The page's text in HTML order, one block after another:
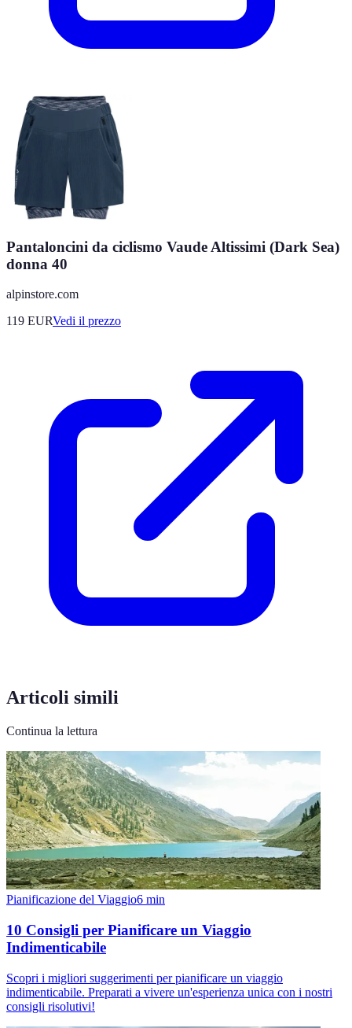
Pantaloncini da ciclismo Vaude Altissimi (Dark Sea)
donna 40
alpinstore.com
119 EURVedi il prezzo
Articoli simili
Continua la lettura
Pianificazione del Viaggio6 min
10 Consigli per Pianificare un Viaggio
Indimenticabile
Scopri i migliori suggerimenti per pianificare un viaggio
indimenticabile. Preparati a vivere un'esperienza unica con i nostri
consigli risolutivi!